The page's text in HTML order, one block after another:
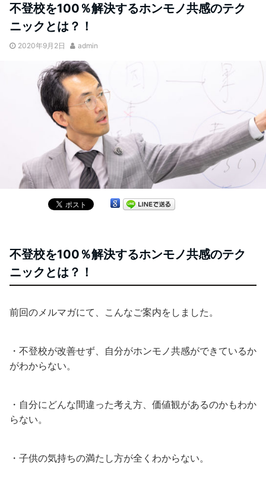
不登校を100％解決するホンモノ共感のテク
ニックとは？！
2020年9月2日 admin
不登校を100％解決するホンモノ共感のテク
ニックとは？！
前回のメルマガにて、こんなご案内をしました。
・不登校が改善せず、自分がホンモノ共感ができているか
がわからない。
・自分にどんな間違った考え方、価値観があるのかもわか
らない。
・子供の気持ちの満たし方が全くわからない。